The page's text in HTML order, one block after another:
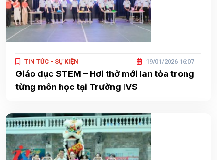
TIN TỨC - SỰ KIỆN 19/01/2026 16:07
Giáo dục STEM – Hơi thở mới lan tỏa trong
từng môn học tại Trường IVS